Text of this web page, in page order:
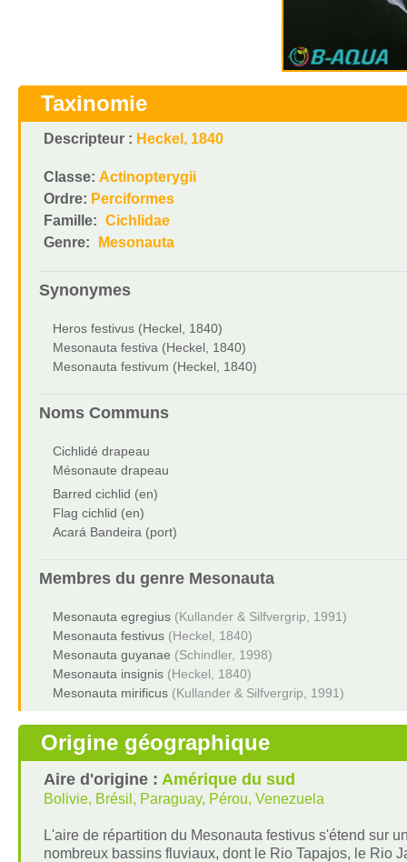
Taxinomie
Descripteur : Heckel, 1840
Classe: Actinopterygii
Ordre: Perciformes
Famille: Cichlidae
Genre:
Mesonauta
Synonymes
Heros festivus (Heckel, 1840)
Mesonauta festiva (Heckel, 1840)
Mesonauta festivum (Heckel, 1840)
Noms Communs
Cichlidé drapeau
Mésonaute drapeau
Barred cichlid (en)
Flag cichlid (en)
Acará Bandeira (port)
Membres du genre Mesonauta
Mesonauta egregius (Kullander & Silfvergrip, 1991)
Mesonauta festivus (Heckel, 1840)
Mesonauta guyanae (Schindler, 1998)
Mesonauta insignis (Heckel, 1840)
Mesonauta mirificus (Kullander & Silfvergrip, 1991)
Origine géographique
Aire d'origine : Amérique du sud
Bolivie, Brésil, Paraguay, Pérou, Venezuela
L'aire de répartition du Mesonauta festivus s'étend sur
nombreux bassins fluviaux, dont le Rio Tapajos, le Rio